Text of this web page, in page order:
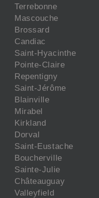
Terrebonne
Mascouche
Brossard
Candiac
Saint-Hyacinthe
Pointe-Claire
Repentigny
Saint-Jérôme
Blainville
Mirabel
Kirkland
Dorval
Saint-Eustache
Boucherville
Sainte-Julie
Châteauguay
Valleyfield